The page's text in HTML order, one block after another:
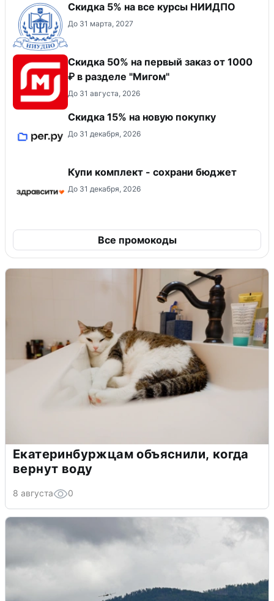
Скидка 5% на все курсы НИИДПО
До 31 марта, 2027
Скидка 50% на первый заказ от 1000
₽ в разделе "Мигом"
До 31 августа, 2026
Скидка 15% на новую покупку
До 31 декабря, 2026
Купи комплект - сохрани бюджет
До 31 декабря, 2026
Все промокоды
Екатеринбуржцам объяснили, когда
вернут воду
8 августа 0